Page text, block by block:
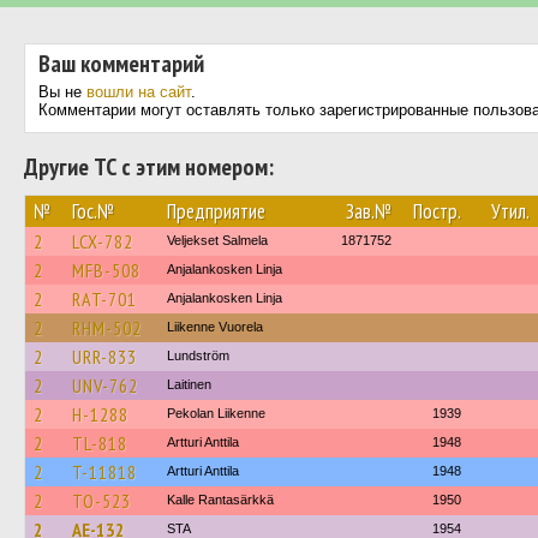
Ваш комментарий
Вы не вошли на сайт.
Комментарии могут оставлять только зарегистрированные
Другие ТС с этим номером:
№ Гос.№ Предприятие Зав.№ Постр. Утил.
2 LCX-782 Veljekset Salmela 1871752
2 MFB-508 Anjalankosken Linja
2 RAT-701 Anjalankosken Linja
2 RHM-502 Liikenne Vuorela
2 URR-833 Lundström
2 UNV-762 Laitinen
2 H-1288 Pekolan Liikenne 1939
2 TL-818 Artturi Anttila 1948
2 T-11818 Artturi Anttila 1948
2 TO-523 Kalle Rantasärkkä 1950
2 AE-132 STA 1954